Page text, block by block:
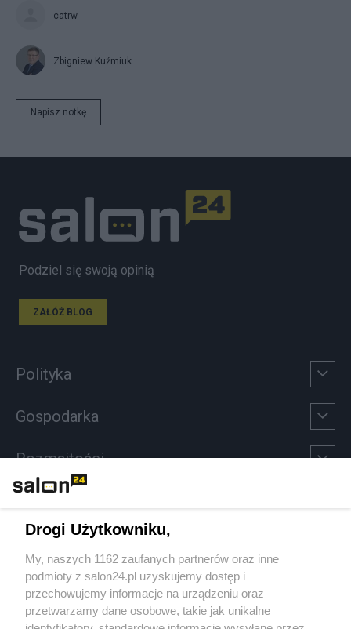
catrw
Zbigniew Kuźmiuk
Napisz notkę
Podziel się swoją opinią
ZAŁÓŻ BLOG
Polityka
Gospodarka
Rozmaitości
Sport
Społeczeństwo
Drogi Użytkowniku,
My, naszych 1162 zaufanych partnerów oraz inne
podmioty z salon24.pl uzyskujemy dostęp i
przechowujemy informacje na urządzeniu oraz
przetwarzamy dane osobowe, takie jak unikalne